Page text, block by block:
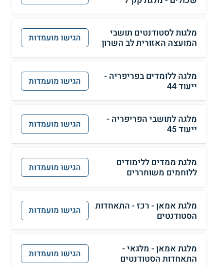
מלגות לסטודנטים תושבי
המועצה האזורית לב השרון
הגישו מועמדות
מלגה ללומדים בפריפריה -
ייעוד 44
הגישו מועמדות
מלגה לתושבי הפריפריה -
ייעוד 45
הגישו מועמדות
מלגת ממדים ללימודים
ללוחמים משוחררים
הגישו מועמדות
מלגת אמאן - רכז - התאחדות
הסטודנטים
הגישו מועמדות
מלגת אמאן - מלגאי -
התאחדות הסטודנטים
הגישו מועמדות